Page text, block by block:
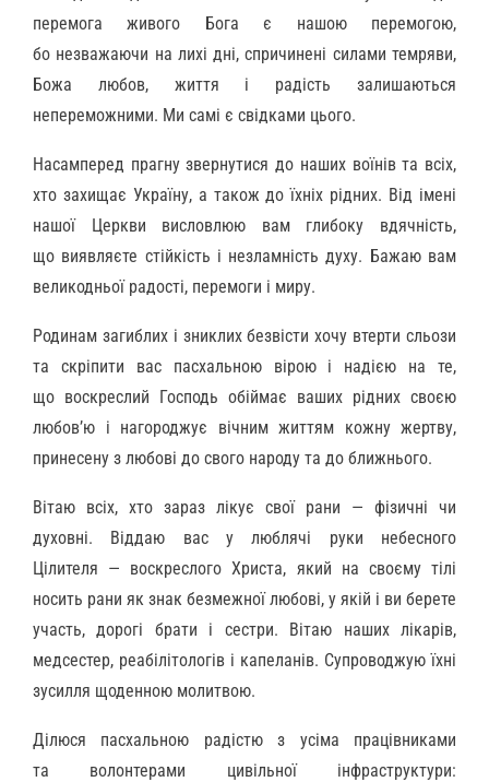
перемога живого Бога є нашою перемогою,
бо незважаючи на лихі дні, спричинені силами темряви,
Божа любов, життя і радість залишаються
непереможними. Ми самі є свідками цього.
Насамперед прагну звернутися до наших воїнів та всіх,
хто захищає Україну, а також до їхніх рідних. Від імені
нашої Церкви висловлюю вам глибоку вдячність,
що виявляєте стійкість і незламність духу. Бажаю вам
великодньої радості, перемоги і миру.
Родинам загиблих і зниклих безвісти хочу втерти сльози
та скріпити вас пасхальною вірою і надією на те,
що воскреслий Господь обіймає ваших рідних своєю
любов’ю і нагороджує вічним життям кожну жертву,
принесену з любові до свого народу та до ближнього.
Вітаю всіх, хто зараз лікує свої рани — фізичні чи
духовні. Віддаю вас у люблячі руки небесного
Цілителя — воскреслого Христа, який на своєму тілі
носить рани як знак безмежної любові, у якій і ви берете
участь, дорогі брати і сестри. Вітаю наших лікарів,
медсестер, реабілітологів і капеланів. Супроводжую їхні
зусилля щоденною молитвою.
Ділюся пасхальною радістю з усіма працівниками
та волонтерами цивільної інфраструктури: